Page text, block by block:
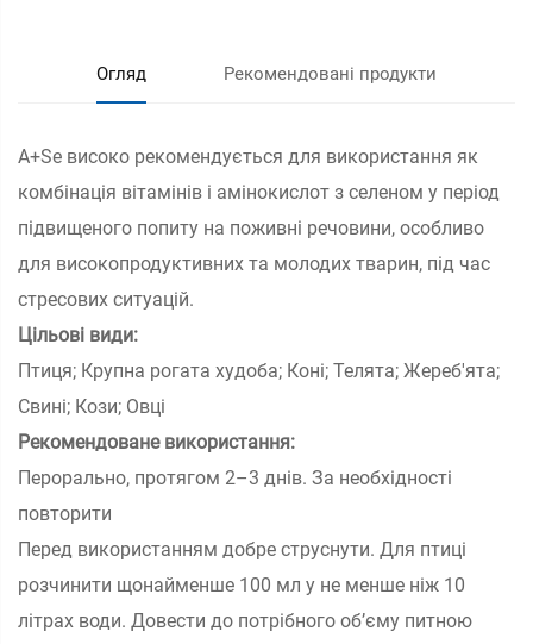
Огляд Рекомендовані продукти
A+Se високо рекомендується для використання як
комбінація вітамінів і амінокислот з селеном у період
підвищеного попиту на поживні речовини, особливо
для високопродуктивних та молодих тварин, під час
стресових ситуацій.
Цільові види:
Птиця; Крупна рогата худоба; Коні; Телята; Жереб'ята;
Свині; Кози; Овці
Рекомендоване використання:
Перорально, протягом 2–3 днів. За необхідності
повторити
Перед використанням добре струснути. Для птиці
розчинити щонайменше 100 мл у не менше ніж 10
літрах води. Довести до потрібного об’єму питною